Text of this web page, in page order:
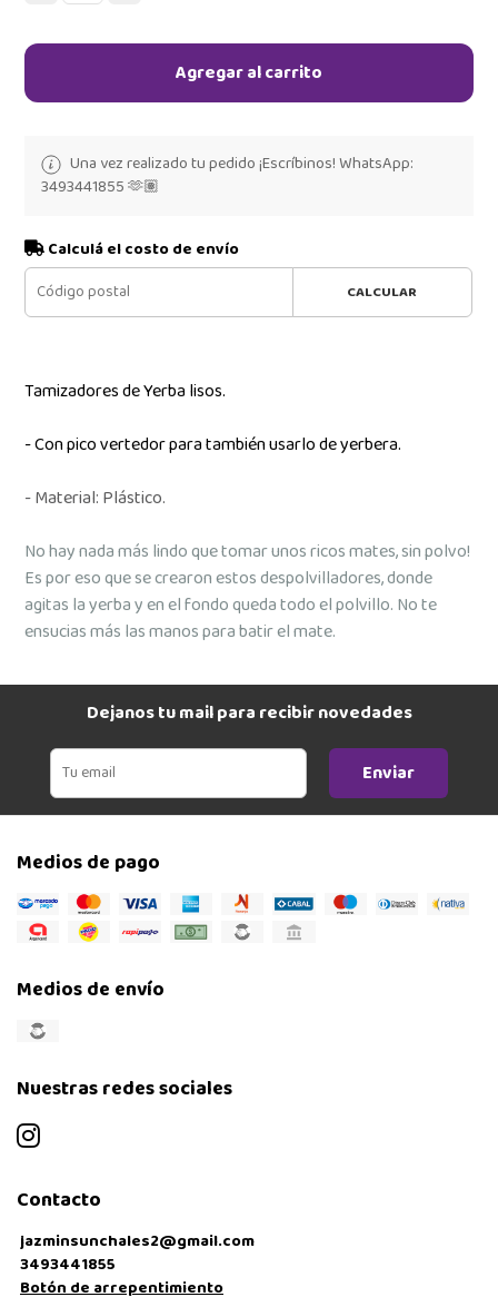
Agregar al carrito
Una vez realizado tu pedido ¡Escríbinos! WhatsApp:
3493441855 🫶🏽
Calculá el costo de envío
CALCULAR
Tamizadores de Yerba lisos.
- Con pico vertedor para también usarlo de yerbera.
- Material: Plástico.
No hay nada más lindo que tomar unos ricos mates, sin polvo!
Es por eso que se crearon estos despolvilladores, donde
agitas la yerba y en el fondo queda todo el polvillo. No te
ensucias más las manos para batir el mate.
Dejanos tu mail para recibir novedades
Enviar
Medios de pago
Medios de envío
Nuestras redes sociales
Contacto
jazminsunchales2@gmail.com
3493441855
Botón de arrepentimiento